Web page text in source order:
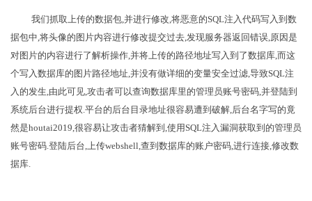
我们抓取上传的数据包,并进行修改,将恶意的SQL注入代码写入到数
据包中,将头像的图片内容进行修改提交过去,发现服务器返回错误,原因是
对图片的内容进行了解析操作,并将上传的路径地址写入到了数据库,而这
个写入数据库的图片路径地址,并没有做详细的变量安全过滤,导致SQL注
入的发生,由此可见,攻击者可以查询数据库里的管理员账号密码,并登陆到
系统后台进行提权.平台的后台目录地址很容易遭到破解,后台名字写的竟
然是houtai2019,很容易让攻击者猜解到,使用SQL注入漏洞获取到的管理员
账号密码.登陆后台,上传webshell,查到数据库的账户密码,进行连接,修改数
据库.